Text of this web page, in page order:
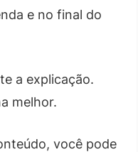
e no final do
a explicação.
melhor.
você pode